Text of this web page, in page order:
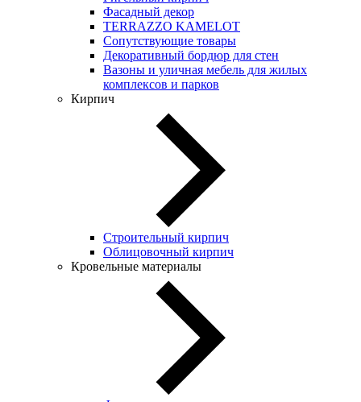
Фасадный декор
TERRAZZO KAMELOT
Сопутствующие товары
Декоративный бордюр для стен
Вазоны и уличная мебель для жилых
комплексов и парков
Кирпич
Строительный кирпич
Облицовочный кирпич
Кровельные материалы